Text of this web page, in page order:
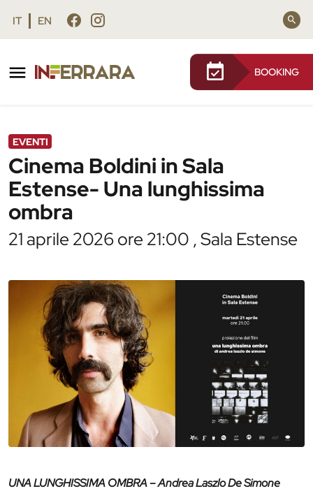
Vai al contenuto principale
Vai al footer
IT EN
BOOKING
Cinema Boldini in Sala Estense- Una
EVENTI
Cinema Boldini in Sala
Estense- Una lunghissima
ombra
21 aprile 2026 ore 21:00 , Sala Estense
UNA LUNGHISSIMA OMBRA – Andrea Laszlo De Simone